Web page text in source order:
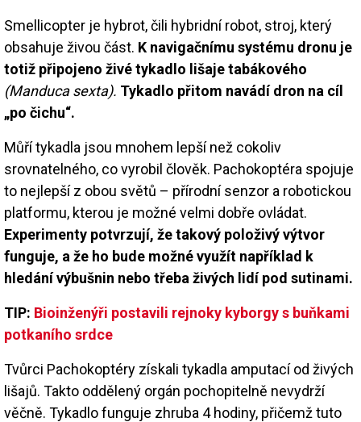
Smellicopter je hybrot, čili hybridní robot, stroj, který
obsahuje živou část. K navigačnímu systému dronu je
totiž připojeno živé tykadlo lišaje tabákového
(Manduca sexta). Tykadlo přitom navádí dron na cíl
„po čichu“.
Můří tykadla jsou mnohem lepší než cokoliv
srovnatelného, co vyrobil člověk. Pachokoptéra spojuje
to nejlepší z obou světů – přírodní senzor a robotickou
platformu, kterou je možné velmi dobře ovládat.
Experimenty potvrzují, že takový položivý výtvor
funguje, a že ho bude možné využít například k
hledání výbušnin nebo třeba živých lidí pod sutinami.
TIP: Bioinženýři postavili rejnoky kyborgy s buňkami
potkaního srdce
Tvůrci Pachokoptéry získali tykadla amputací od živých
lišajů. Takto oddělený orgán pochopitelně nevydrží
věčně. Tykadlo funguje zhruba 4 hodiny, přičemž tuto